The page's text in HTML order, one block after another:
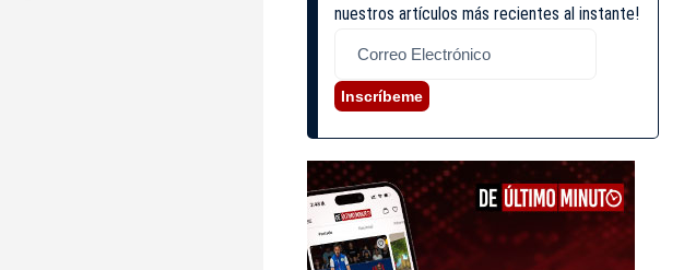
nuestros artículos más recientes al instante!
Inscríbeme